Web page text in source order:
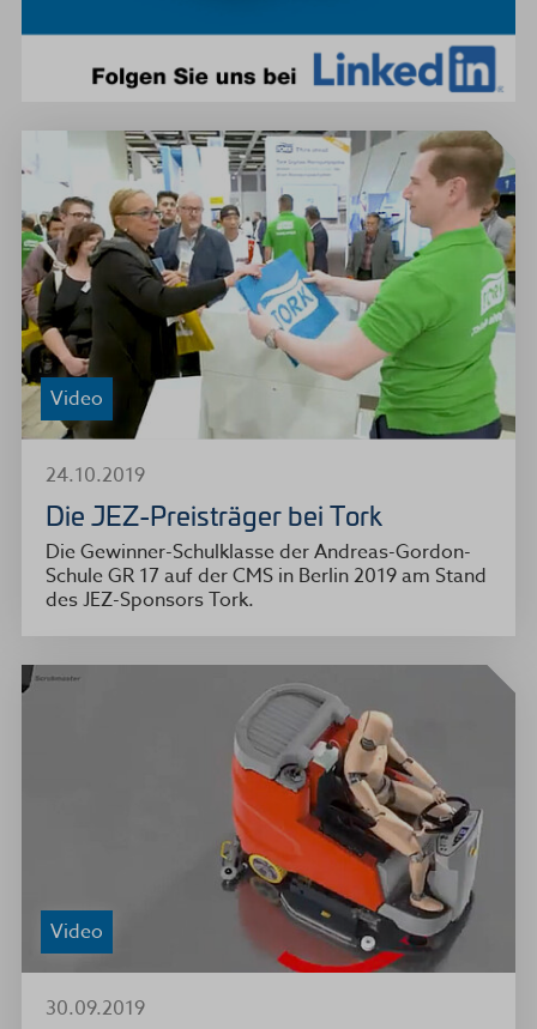
Video
24.10.2019
Die JEZ-Preisträger bei Tork
Die Gewinner-Schulklasse der Andreas-Gordon-
Schule GR 17 auf der CMS in Berlin 2019 am Stand
des JEZ-Sponsors Tork.
Video
30.09.2019